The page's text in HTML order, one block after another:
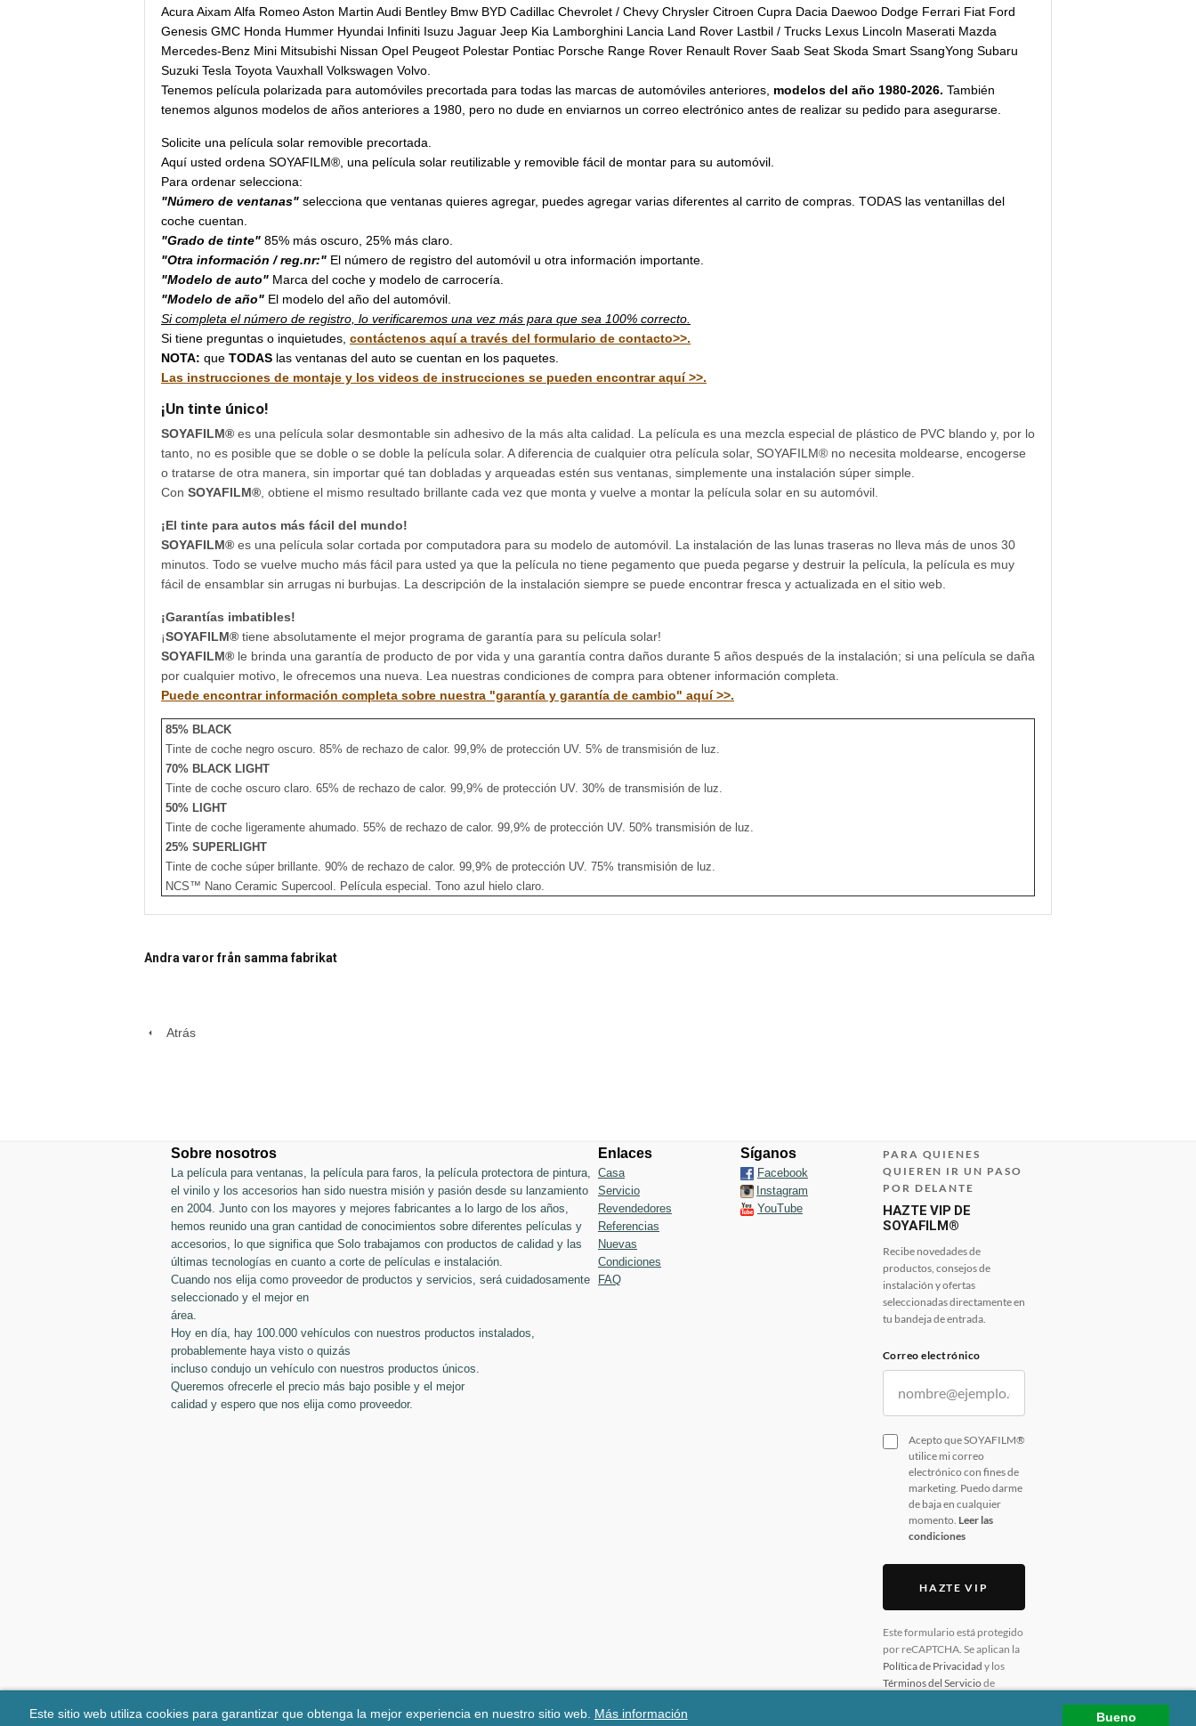
Bueno
Este sitio web utiliza cookies para garantizar que obtenga la mejor experiencia en nuestro sitio web. Más información
Acura Aixam Alfa Romeo Aston Martin Audi Bentley Bmw BYD Cadillac Chevrolet / Chevy Chrysler Citroen Cupra Dacia Daewoo Dodge Ferrari Fiat Ford
Genesis GMC Honda Hummer Hyundai Infiniti Isuzu Jaguar Jeep Kia Lamborghini Lancia Land Rover Lastbil / Trucks Lexus Lincoln Maserati Mazda
Mercedes-Benz Mini Mitsubishi Nissan Opel Peugeot Polestar Pontiac Porsche Range Rover Renault Rover Saab Seat Skoda Smart SsangYong Subaru
Suzuki Tesla Toyota Vauxhall Volkswagen Volvo.
Tenemos película polarizada para automóviles precortada para todas las marcas de automóviles anteriores, modelos del año 1980-2026. También
tenemos algunos modelos de años anteriores a 1980, pero no dude en enviarnos un correo electrónico antes de realizar su pedido para asegurarse.
Solicite una película solar removible precortada.
Aquí usted ordena SOYAFILM®, una película solar reutilizable y removible fácil de montar para su automóvil.
Para ordenar selecciona:
"Número de ventanas" selecciona que ventanas quieres agregar, puedes agregar varias diferentes al carrito de compras. TODAS las ventanillas del
coche cuentan.
"Grado de tinte" 85% más oscuro, 25% más claro.
"Otra información / reg.nr:" El número de registro del automóvil u otra información importante.
"Modelo de auto" Marca del coche y modelo de carrocería.
"Modelo de año" El modelo del año del automóvil.
Si completa el número de registro, lo verificaremos una vez más para que sea 100% correcto.
Si tiene preguntas o inquietudes, contáctenos aquí a través del formulario de contacto>>.
NOTA: que TODAS las ventanas del auto se cuentan en los paquetes.
Las instrucciones de montaje y los videos de instrucciones se pueden encontrar aquí >>.
¡Un tinte único!
SOYAFILM® es una película solar desmontable sin adhesivo de la más alta calidad. La película es una mezcla especial de plástico de PVC blando y, por lo
tanto, no es posible que se doble o se doble la película solar. A diferencia de cualquier otra película solar, SOYAFILM® no necesita moldearse, encogerse
o tratarse de otra manera, sin importar qué tan dobladas y arqueadas estén sus ventanas, simplemente una instalación súper simple.
Con SOYAFILM® , obtiene el mismo resultado brillante cada vez que monta y vuelve a montar la película solar en su automóvil.
¡El tinte para autos más fácil del mundo!
SOYAFILM® es una película solar cortada por computadora para su modelo de automóvil. La instalación de las lunas traseras no lleva más de unos 30
minutos. Todo se vuelve mucho más fácil para usted ya que la película no tiene pegamento que pueda pegarse y destruir la película, la película es muy
fácil de ensamblar sin arrugas ni burbujas. La descripción de la instalación siempre se puede encontrar fresca y actualizada en el sitio web.
¡Garantías imbatibles!
¡SOYAFILM® tiene absolutamente el mejor programa de garantía para su película solar!
SOYAFILM® le brinda una garantía de producto de por vida y una garantía contra daños durante 5 años después de la instalación; si una película se daña
por cualquier motivo, le ofrecemos una nueva. Lea nuestras condiciones de compra para obtener información completa.
Puede encontrar información completa sobre nuestra "garantía y garantía de cambio" aquí >>.
85% BLACK
Tinte de coche negro oscuro. 85% de rechazo de calor. 99,9% de protección UV. 5% de transmisión de luz.
70% BLACK LIGHT
Tinte de coche oscuro claro. 65% de rechazo de calor. 99,9% de protección UV. 30% de transmisión de luz.
50% LIGHT
Tinte de coche ligeramente ahumado. 55% de rechazo de calor. 99,9% de protección UV. 50% transmisión de luz.
25% SUPERLIGHT
Tinte de coche súper brillante. 90% de rechazo de calor. 99,9% de protección UV. 75% transmisión de luz.
NCS™ Nano Ceramic Supercool. Película especial. Tono azul hielo claro.
Andra varor från samma fabrikat
Atrás
Sobre nosotros
La película para ventanas, la película para faros, la película protectora de pintura,
el vinilo y los accesorios han sido nuestra misión y pasión desde su lanzamiento
en 2004. Junto con los mayores y mejores fabricantes a lo largo de los años,
hemos reunido una gran cantidad de conocimientos sobre diferentes películas y
accesorios, lo que significa que Solo trabajamos con productos de calidad y las
últimas tecnologías en cuanto a corte de películas e instalación.
Cuando nos elija como proveedor de productos y servicios, será cuidadosamente
seleccionado y el mejor en
área.
Hoy en día, hay 100.000 vehículos con nuestros productos instalados,
probablemente haya visto o quizás
incluso condujo un vehículo con nuestros productos únicos.
Queremos ofrecerle el precio más bajo posible y el mejor
calidad y espero que nos elija como proveedor.
Enlaces
Casa
Servicio
Revendedores
Referencias
Nuevas
Condiciones
FAQ
Síganos
Facebook
Instagram
YouTube
PARA QUIENES
QUIEREN IR UN PASO
POR DELANTE
HAZTE VIP DE
SOYAFILM®
Recibe novedades de
productos, consejos de
instalación y ofertas
seleccionadas directamente en
tu bandeja de entrada.
Correo electrónico
Acepto que SOYAFILM®
utilice mi correo
electrónico con fines de
marketing. Puedo darme
de baja en cualquier
momento. Leer las
condiciones
HAZTE VIP
Este formulario está protegido
por reCAPTCHA. Se aplican la
Política de Privacidad y los
Términos del Serviciode